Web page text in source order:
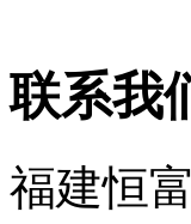
联系我
福建恒